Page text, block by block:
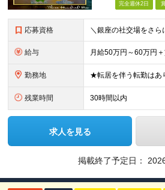
完全週休2日
応募資格
給与
勤務地
残業時間 30時間以内
求人を見る
掲載終了予定日：